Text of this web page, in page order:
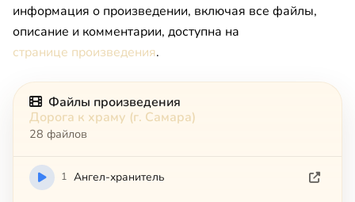
информация о произведении, включая все файлы,
описание и комментарии, доступна на
странице произведения.
Файлы произведения
Дорога к храму (г. Самара)
28 файлов
1 Ангел-хранитель